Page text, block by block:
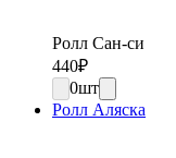
Ролл Сан-си
440₽
0шт
Ролл Аляска